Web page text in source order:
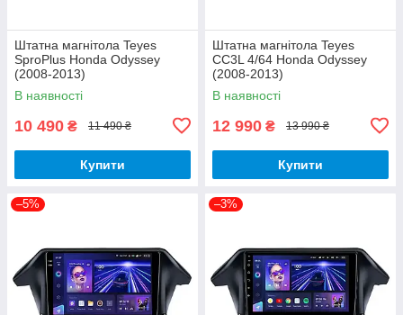
Штатна магнітола Teyes
SproPlus Honda Odyssey
(2008-2013)
В наявності
10 490 ₴ 11 490 ₴
Купити
Штатна магнітола Teyes
CC3L 4/64 Honda Odyssey
(2008-2013)
В наявності
12 990 ₴ 13 990 ₴
Купити
–5% –3%